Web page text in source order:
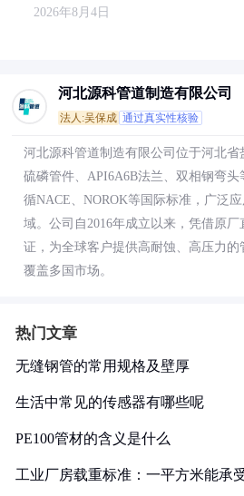
2026年8月4日
河北源科管道制造有限公司
法人:吴保成 通过真实性核验
河北源科管道制造有限公司位于河北
硫磷管件、API6A6B法兰、双相钢弯
循NACE、NOROK等国际标准，广泛
域。公司自2016年成立以来，凭借原
证，为全球客户提供高耐蚀、高压力
覆盖多国市场。
热门文章
无缝钢管的常用规格及壁厚
生活中常见的传感器有哪些呢
PE100管材的含义是什么
工业厂房载重标准：一平方米能承